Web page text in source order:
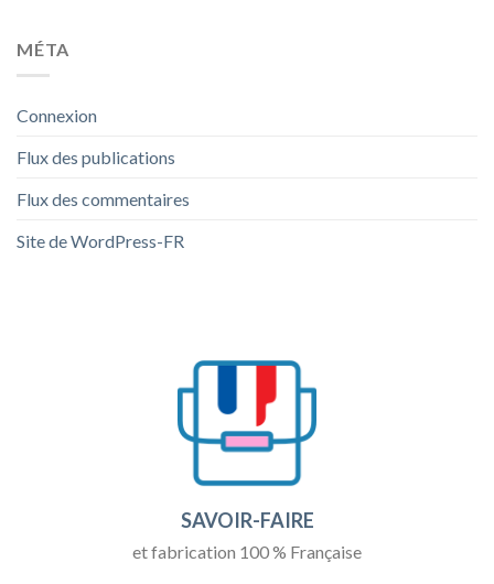
MÉTA
Connexion
Flux des publications
Flux des commentaires
Site de WordPress-FR
SAVOIR-FAIRE
et fabrication 100 % Française